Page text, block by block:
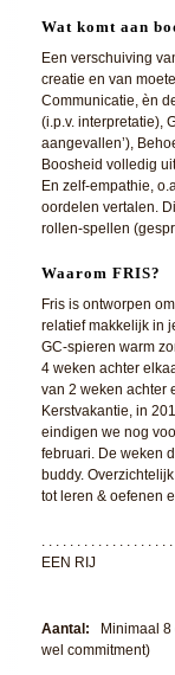
Wat komt aan
Een verschuiving
creatie en van
Communicatie, èn
(i.p.v. interpretatie),
aangevallen’),
Boosheid volledig
En zelf-empathie,
oordelen vertalen.
rollen-spellen
Waarom FRIS?
Fris is ontworpen
relatief makkelijk in
GC-spieren warm
4 weken achter
van 2 weken achter
Kerstvakantie, in
eindigen we nog
februari. De weken
buddy.
tot leren & oefenen
. . . . . . . . . . . . . . . . .
EEN RIJ
Aantal: Minimaal 8
wel commitment)